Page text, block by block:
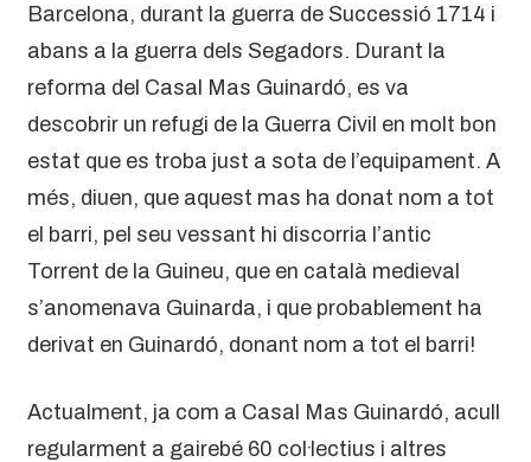
Barcelona, durant la guerra de Successió 1714 i
abans a la guerra dels Segadors. Durant la
reforma del Casal Mas Guinardó, es va
descobrir un refugi de la Guerra Civil en molt bon
estat que es troba just a sota de l’equipament. A
més, diuen, que aquest mas ha donat nom a tot
el barri, pel seu vessant hi discorria l’antic
Torrent de la Guineu, que en català medieval
s’anomenava Guinarda, i que probablement ha
derivat en Guinardó, donant nom a tot el barri!
Actualment, ja com a Casal Mas Guinardó, acull
regularment a gairebé 60 col·lectius i altres